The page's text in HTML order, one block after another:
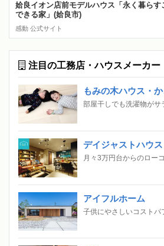
姶良イオン店前モデルハウス「永く暮らす
できる家」(姶良市)
感動 公式サイト
注目の工務店・ハウスメーカー
もみの木ハウス・
部屋干しでも洗濯物がサ
デイジャストハウス
月々3万円台からのロー
アイフルホーム
子供にやさしいコストパ